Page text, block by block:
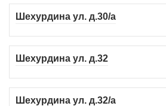
Шехурдина ул. д.30/а
Шехурдина ул. д.32
Шехурдина ул. д.32/а